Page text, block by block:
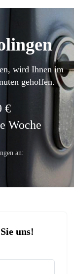
wird Ihnen im
geholfen.
€
Woche
an:
uns!